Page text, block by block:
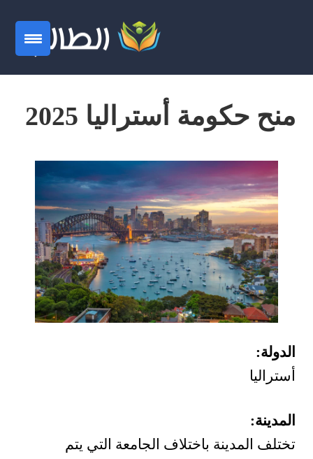
منح حكومة أستراليا 2025
الدولة:
أستراليا
المدينة:
تختلف المدينة باختلاف الجامعة التي يتم